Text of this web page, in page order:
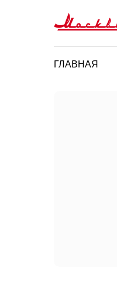
ГЛАВНАЯ